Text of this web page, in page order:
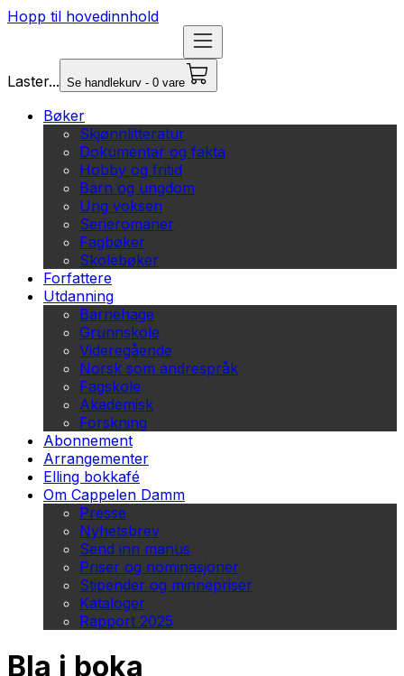
Hopp til hovedinnhold
Laster... Se handlekurv - 0 vare
Bøker
Skjønnlitteratur
Dokumentar og fakta
Hobby og fritid
Barn og ungdom
Ung voksen
Serieromaner
Fagbøker
Skolebøker
Forfattere
Utdanning
Barnehage
Grunnskole
Videregående
Norsk som andrespråk
Fagskole
Akademisk
Forskning
Abonnement
Arrangementer
Elling bokkafé
Om Cappelen Damm
Presse
Nyhetsbrev
Send inn manus
Priser og nominasjoner
Stipender og minnepriser
Kataloger
Rapport 2025
Bla i boka